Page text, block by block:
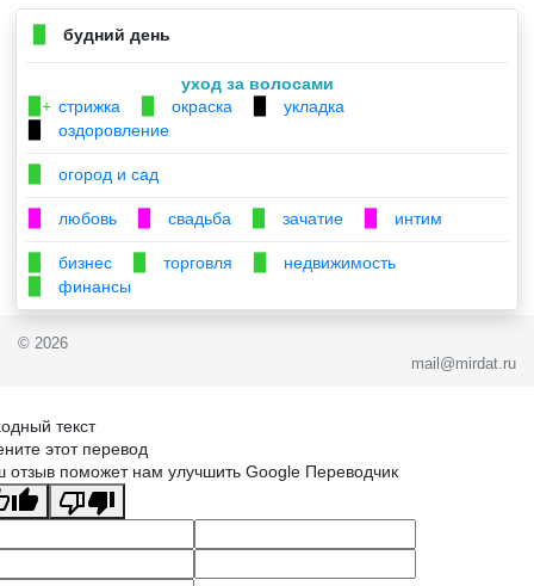
будний день
уход за волосами
▉+ стрижка окраска укладка
оздоровление
огород и сад
любовь свадьба зачатие интим
бизнес торговля недвижимость
финансы
© 2026
mail@mirdat.ru
текст
этот перевод
отзыв поможет нам улучшить Google Переводчик